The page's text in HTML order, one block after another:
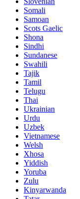
Somali
Samoan
Scots Gaelic
Shona
Sindhi
Sundanese
Swahili
Tajik
Tamil
Telugu
Thai
Ukrainian
Urdu
Uzbek
Vietnamese
Welsh
Xhosa
Yiddish
Yoruba
Zulu
Kinyarwanda